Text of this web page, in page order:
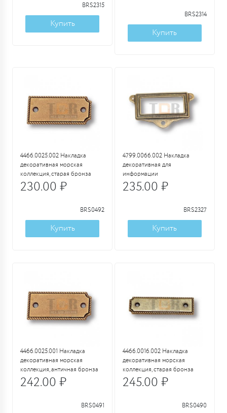
BRS2315
Купить
BRS2314
Купить
4466.0025.002 Накладка
декоративная морская
коллекция, старая бронза
230.00 ₽
BRS0492
Купить
4799.0066.002 Накладка
декоративная для
информации
235.00 ₽
BRS2327
Купить
4466.0025.001 Накладка
декоративная морская
коллекция, античная бронза
242.00 ₽
BRS0491
4466.0016.002 Накладка
декоративная морская
коллекция, старая бронза
245.00 ₽
BRS0490